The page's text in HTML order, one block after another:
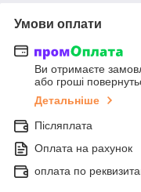
Умови оплати
Ви отримаєте
або гроші
Детальніше
Післяплата
Оплата на рахунок
оплата по